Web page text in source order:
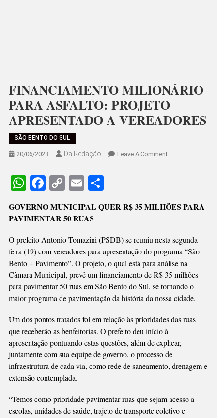
FINANCIAMENTO MILIONÁRIO
PARA ASFALTO: PROJETO
APRESENTADO A VEREADORES
SÃO BENTO DO SUL
20/06/2023 Da Redação Leave A CommentOn
PROJETO
VEREADORES
WhatsApp
Facebook
CopyEmailShare
GOVERNO MUNICIPAL QUER R$ 35 MILHÕES PARA
PAVIMENTAR 50 RUAS
O prefeito Antonio Tomazini (PSDB) se reuniu nesta segunda-
feira (19) com vereadores para apresentação do programa “São
Bento + Pavimento”. O projeto, o qual está para análise na
Câmara Municipal, prevê um financiamento de R$ 35 milhões
para pavimentar 50 ruas em São Bento do Sul, se tornando o
maior programa de pavimentação da história da nossa cidade.
Um dos pontos tratados foi em relação às prioridades das ruas
que receberão as benfeitorias. O prefeito deu início à
apresentação pontuando estas questões, além de explicar,
juntamente com sua equipe de governo, o processo de
infraestrutura de cada via, como rede de saneamento, drenagem e
extensão contemplada.
“Temos como prioridade pavimentar ruas que sejam acesso a
escolas, unidades de saúde, trajeto de transporte coletivo e